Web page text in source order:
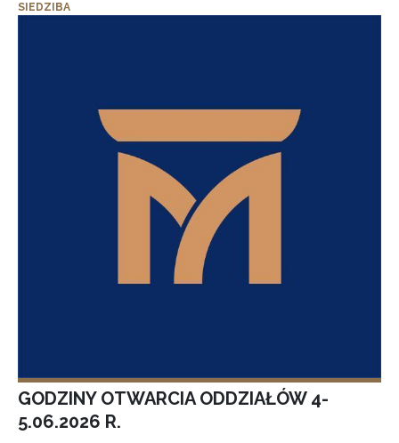
SIEDZIBA
GODZINY OTWARCIA ODDZIAŁÓW 4-
5.06.2026 R.